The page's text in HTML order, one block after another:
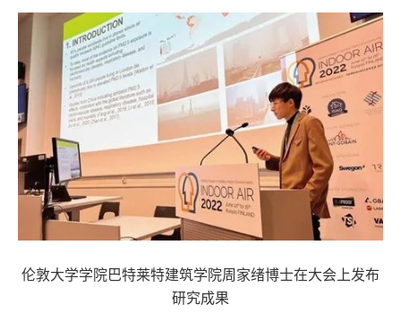
伦敦大学学院巴特莱特建筑学院周家绪博士在大会上发布
研究成果